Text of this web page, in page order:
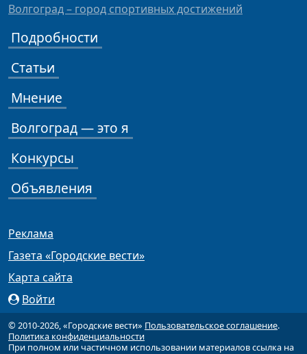
Волгоград – город спортивных достижений
Подробности
Статьи
Мнение
Волгоград — это я
Конкурсы
Объявления
Реклама
Газета «Городские вести»
Карта сайта
Войти
© 2010-2026, «Городские вести» Пользовательское соглашение.
Политика конфиденциальности
При полном или частичном использовании материалов ссылка на